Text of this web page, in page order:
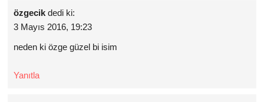
özgecik dedi ki:
3 Mayıs 2016, 19:23
neden ki özge güzel bi isim
Yanıtla